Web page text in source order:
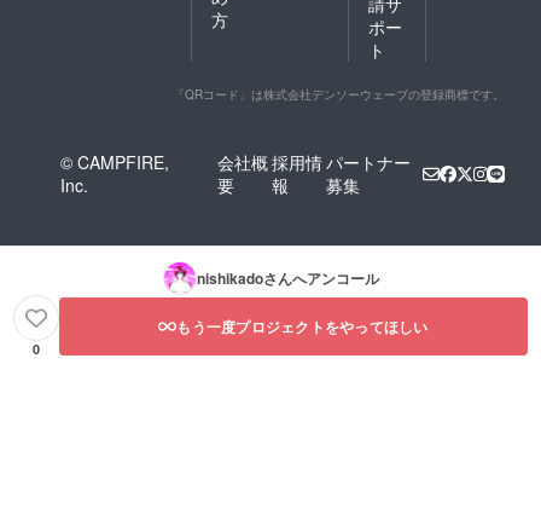
方
ポー
ト
「QRコード」は株式会社デンソーウェーブの登録商標です。
© CAMPFIRE,
Inc.
会社概
要
採用情
報
パートナー
募集
nishikadoさんへアンコール
0
もう一度プロジェクトをやってほしい